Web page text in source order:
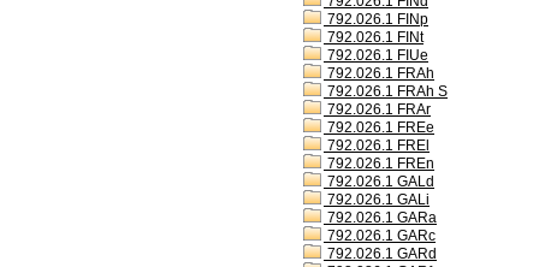
792.026.1 FINp
792.026.1 FINt
792.026.1 FIUe
792.026.1 FRAh
792.026.1 FRAh S
792.026.1 FRAr
792.026.1 FREe
792.026.1 FREl
792.026.1 FREn
792.026.1 GALd
792.026.1 GALi
792.026.1 GARa
792.026.1 GARc
792.026.1 GARd